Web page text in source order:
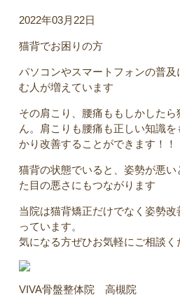
2022年03月22日
猫背でお困りの方
パソコンやスマートフォンの普
む人が増えています
その肩こり、腰痛ももしかした
ん。肩こりも腰痛も正しい知識
かり改善することができます！！
猫背の状態でいると、姿勢が悪
た目の悪さにもつながります
当院は猫背矯正だけでなく姿勢
っています。
気になる方ぜひお気軽にご相談く
VIVA骨盤整体院 高槻院